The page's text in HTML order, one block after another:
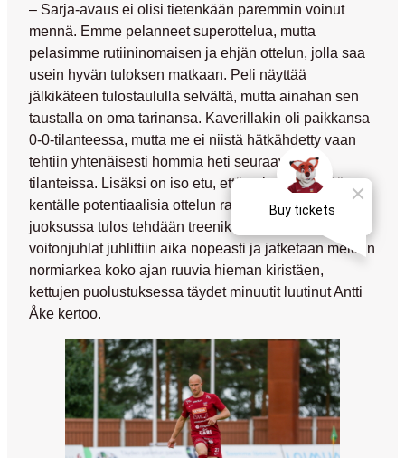
– Sarja-avaus ei olisi tietenkään paremmin voinut
mennä. Emme pelanneet superottelua, mutta
pelasimme rutiininomaisen ja ehjän ottelun, jolla saa
usein hyvän tuloksen matkaan. Peli näyttää
jälkikäteen tulostaululla selvältä, mutta ainahan sen
taustalla on oma tarinansa. Kaverillakin oli paikkansa
0-0-tilanteessa, mutta me ei niistä hätkähdetty vaan
tehtiin yhtenäisesti hommia heti seuraavissa
tilanteissa. Lisäksi on iso etu, että voimme heittää
kentälle potentiaalisia ottelun ratkaisijoita. Pitkässä
juoksussa tulos tehdään treenikentällä, joten
voitonjuhlat juhlittiin aika nopeasti ja jatketaan meidän
normiarkea koko ajan ruuvia hieman kiristäen,
kettujen puolustuksessa täydet minuutit luutinutAntti
Åke kertoo.